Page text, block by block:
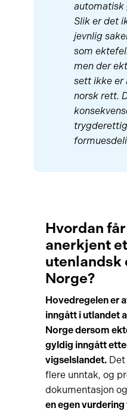
automatisk
Slik er det
jevnlig
som
men der
sett ikke er
norsk rett.
Hvordan
anerkjent et
utenlandsk
Norge?
Hovedregelen er
inngått i utlandet
Norge dersom
gyldig inngått
vigselslandet.Det
flere unntak, og
dokumentasjon
en egen vurdering